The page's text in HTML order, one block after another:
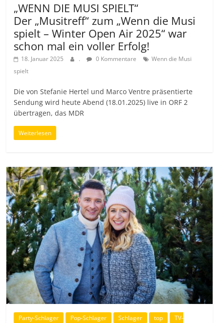
„WENN DIE MUSI SPIELT“
Der „Musitreff“ zum „Wenn die Musi
spielt – Winter Open Air 2025“ war
schon mal ein voller Erfolg!
18. Januar 2025 . 0 Kommentare
Wenn die Musi
spielt
Die von Stefanie Hertel und Marco Ventre präsentierte
Sendung wird heute Abend (18.01.2025) live in ORF 2
übertragen, das MDR
Weiterlesen
Party-Schlager Pop-Schlager Schlager top
TV-